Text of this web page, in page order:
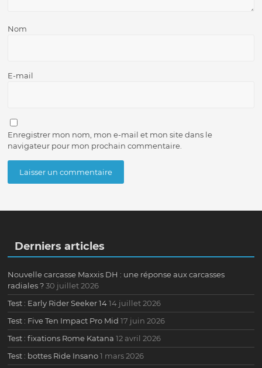
Nom
E-mail
Enregistrer mon nom, mon e-mail et mon site dans le
navigateur pour mon prochain commentaire.
Derniers articles
Nouvelle carcasse Maxxis DH : une réponse aux carcasses
radiales ? 30 juillet 2026
Test : Early Rider Seeker 14 14 juillet 2026
Test : Five Ten Impact Pro Mid 17 juin 2026
Test : fixations Rome Katana 12 avril 2026
Test : bottes Ride Insano 1 mars 2026